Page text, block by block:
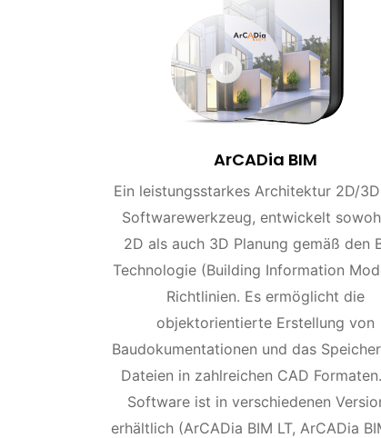
ArCADia BIM
Ein leistungsstarkes Architektur 2D/
Softwarewerkzeug, entwickelt
2D als auch 3D Planung gemäß den
Technologie (Building Information
Richtlinien. Es ermöglicht die
objektorientierte Erstellung von
Baudokumentationen und das
Dateien in zahlreichen CAD
Software ist in verschiedenen
erhältlich (ArCADia BIM LT, ArCADia